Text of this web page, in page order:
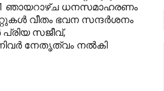
31 ഞായറാഴ്ച ധനസമാഹരണം
വീതം ഭവന സന്ദർശനം
സജീവ്,
നേതൃത്വം നൽകി